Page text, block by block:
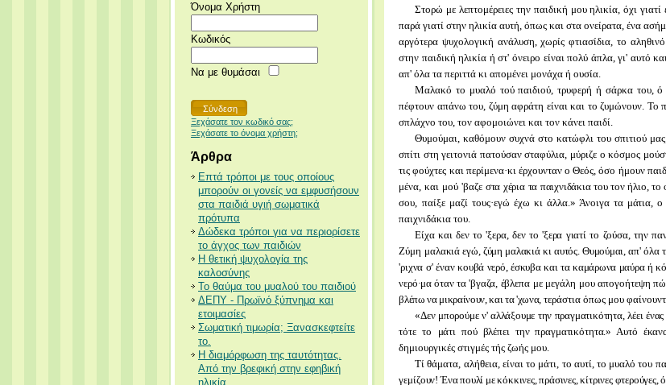
Όνομα Χρήστη
Κωδικός
Να με θυμάσαι
Ξεχάσατε τον κωδικό σας;
Ξεχάσατε το όνομα χρήστη;
Άρθρα
Επτά τρόποι με τους οποίους
μπορούν οι γονείς να εμφυσήσουν
στα παιδιά υγιή σωματικά
πρότυπα
Δώδεκα τρόποι για να περιορίσετε
το άγχος των παιδιών
Η θετική ψυχολογία της
καλοσύνης
Το θαύμα του μυαλού του παιδιού
ΔΕΠΥ - Πρωϊνό ξύπνημα και
ετοιμασίες
Σωματική τιμωρία; Ξανασκεφτείτε
το.
Η διαμόρφωση της ταυτότητας.
Από την βρεφική στην εφηβική
ηλικία.
Στορώ με λεπτομέρειες την παιδική μου ηλικία, όχι
παρά γιατί στην ηλικία αυτή, όπως και στα ονείρατα, ένα
αργότερα ψυχολογική ανάλυση, χωρίς φτιασίδια, το
στην παιδική ηλικία ή στ' όνειρο είναι πολύ άπλα, γι' αυτό
απ' όλα τα περιττά κι απομένει μονάχα ή ουσία.
Μαλακό το μυαλό τού παιδιού, τρυφερή ή σάρκα του,
πέφτουν απάνω του, ζύμη αφράτη είναι και το ζυμώνουν. Το
σπλάχνο του, τον αφομοιώνει και τον κάνει παιδί.
Θυμούμαι, καθόμουν συχνά στο κατώφλι του σπιτιού
σπίτι στη γειτονιά πατούσαν σταφύλια, μύριζε ο κόσμος
τις φούχτες και περίμενα·κι έρχουνταν ο Θεός, όσο ήμουν
μένα, και μού 'βαζε στα χέρια τα παιχνιδάκια του τον ήλιο, το
σου, παίξε μαζί τους·εγώέχω κι άλλα.» Άνοιγα τα μάτια,
παιχνιδάκια του.
Είχα και δεν το 'ξερα, δεν το 'ξερα γιατί το ζούσα, την
Ζύμη μαλακιά εγώ, ζύμη μαλακιά κι αυτός. Θυμούμαι, απ' όλα
'ριχνα σ' έναν κουβά νερό, έσκυβα και τα καμάρωνα μαύρα ή
νερό·μα όταν τα 'βγαζα, έβλεπα με μεγάλη μου απογοήτεψη
βλέπω να μικραίνουν, και τα 'χωνα, τεράστια όπως μου
«Δεν μπορούμε ν' αλλάξουμε την πραγματικότητα, λέει ένας
τότε το μάτι πού βλέπει την πραγματικότητα.» Αυτό
δημιουργικές στιγμές τής ζωής μου.
Τί θάματα, αλήθεια, είναι το μάτι, το αυτί, το μυαλό του
γεμίζουν!Ένα πουλί με κόκκινες, πράσινες, κίτρινες φτερούγες,